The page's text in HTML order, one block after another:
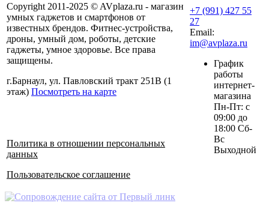
Copyright 2011-2025 © AVplaza.ru - магазин
умных гаджетов и смартфонов от
известных брендов. Фитнес-устройства,
дроны, умный дом, роботы, детские
гаджеты, умное здоровье. Все права
защищены.
г.Барнаул, ул. Павловский тракт 251В (1
этаж) Посмотреть на карте
Политика в отношении персональных
данных
Пользовательское соглашение
+7 (991) 427 55
27
Email:
im@avplaza.ru
График
работы
интернет-
магазина
Пн-Пт: с
09:00 до
18:00 Сб-
Вс
Выходной